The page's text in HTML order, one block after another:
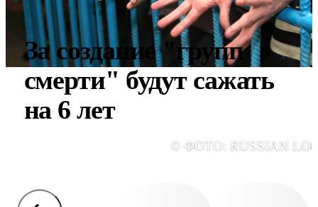
За создание "групп
смерти" будут сажать
на 6 лет
© ФОТО: RUSSIAN